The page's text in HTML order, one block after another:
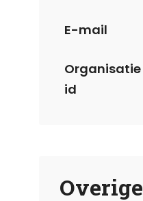
E-mail
Organisatie
id
Overige